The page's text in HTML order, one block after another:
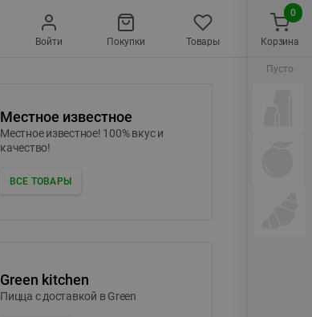
Войти Покупки Товары
Местное известное
Местное известное! 100% вкус и
качество!
ВСЕ ТОВАРЫ
Green kitchen
Пицца c доставкой в Green
Корзина
0
Пусто